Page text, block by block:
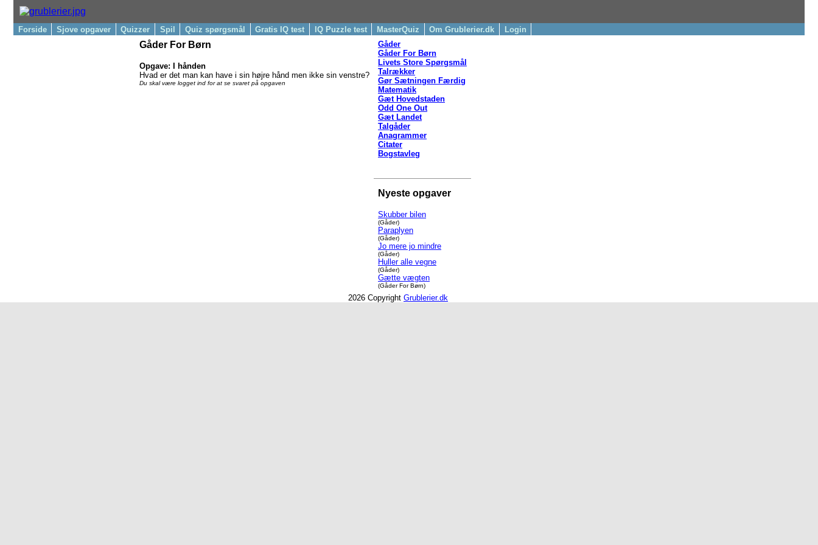
Forside Sjove opgaver Quizzer Spil Quiz spørgsmål Gratis IQ test IQ Puzzle test MasterQuiz Om Grublerier.dk Login
Gåder For Børn
Opgave: I hånden
Hvad er det man kan have i sin højre hånd men ikke sin venstre?
Du skal være logget ind for at se svaret på opgaven
Gåder
Gåder For Børn
Livets Store Spørgsmål
Talrækker
Gør Sætningen Færdig
Matematik
Gæt Hovedstaden
Odd One Out
Gæt Landet
Talgåder
Anagrammer
Citater
Bogstavleg
Nyeste opgaver
Skubber bilen
(Gåder)
Paraplyen
(Gåder)
Jo mere jo mindre
(Gåder)
Huller alle vegne
(Gåder)
Gætte vægten
(Gåder For Børn)
2026 Copyright Grublerier.dk